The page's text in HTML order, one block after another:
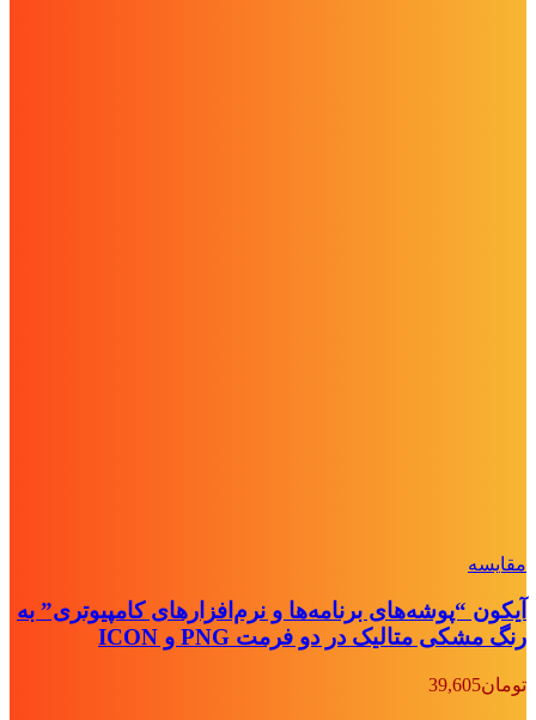
مقايسه
آیکون “پوشه‌های برنامه‌ها و نرم‌افزارهای کامپیوتری” به
رنگ مشکی متالیک در دو فرمت PNG و ICON
تومان39,605